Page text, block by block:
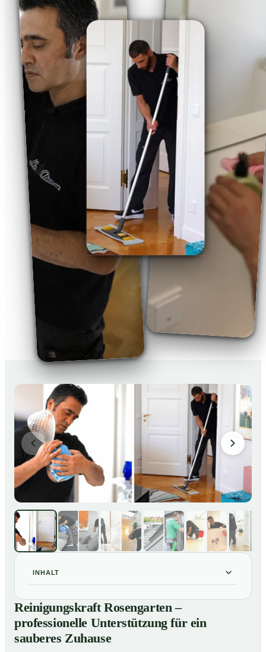
INHALT
01Reinigungskraft Rosengarten – professionelle
Unterstützung für ein sauberes Zuhause
02 Unsere Leistungen im Überblick
Reinigungskraft Rosengarten –
professionelle Unterstützung für ein
sauberes Zuhause